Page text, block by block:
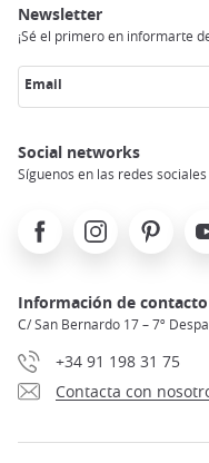
Newsletter
¡Sé el primero en informarte
Email
Social networks
Síguenos en las redes sociales
FacebookInstagramPinterest
Información de contacto
C/ San Bernardo 17 – 7º
+34 91 198 31 75
Contacta con